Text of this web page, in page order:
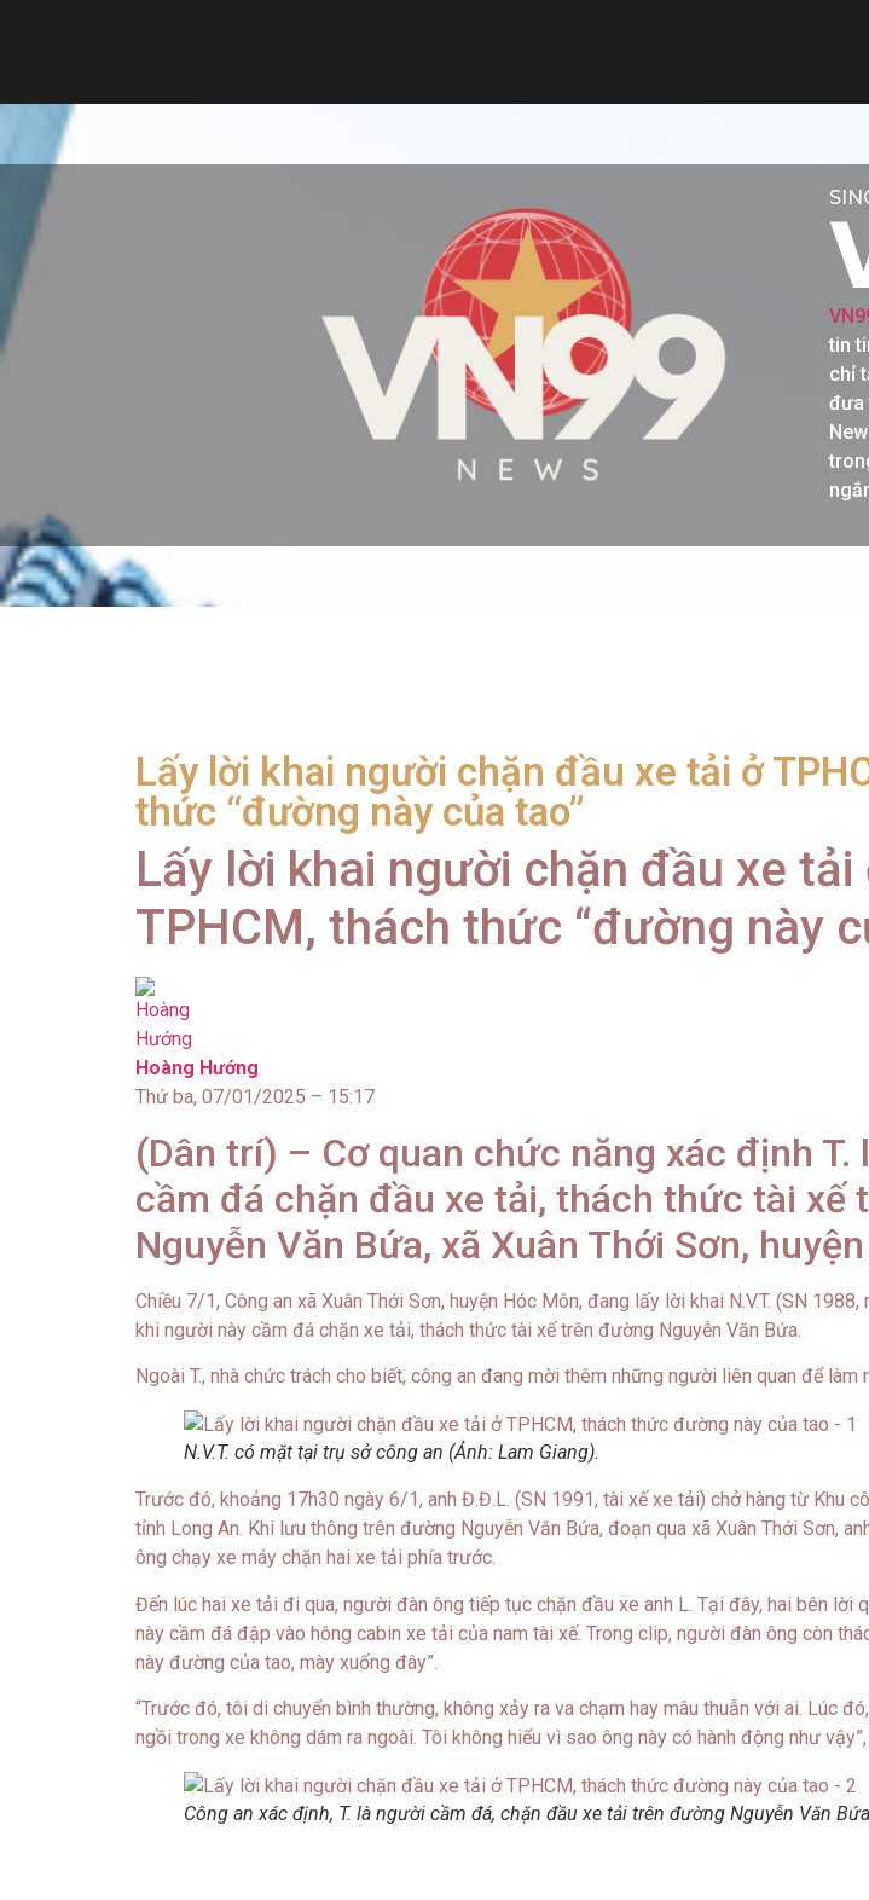
tin
chỉ
đưa
Lấy lời khai người chặn đầu xe tải ở
thức “đường này của tao”
Lấy lời khai người chặn đầu xe tải
TPHCM, thách thức “đường này
Hoàng Hướng
Thứ ba, 07/01/2025 – 15:17
(Dân trí) – Cơ quan chức năng xác định T.
cầm đá chặn đầu xe tải, thách thức tài xế
Nguyễn Văn Bứa, xã Xuân Thới Sơn,
Chiều 7/1, Công an xã Xuân Thới Sơn, huyện Hóc Môn, đang lấy lời khai N.V.T. (SN
khi người này cầm đá chặn xe tải, thách thức tài xế trên đường Nguyễn Văn Bứa.
Ngoài T., nhà chức trách cho biết, công an đang mời thêm những người liên quan để làm
N.V.T. có mặt tại trụ sở công an (Ảnh: Lam Giang).
Trước đó, khoảng 17h30 ngày 6/1, anh Đ.Đ.L. (SN 1991, tài xế xe tải) chở hàng từ Khu
tỉnh Long An. Khi lưu thông trên đường Nguyễn Văn Bứa, đoạn qua xã Xuân Thới Sơn,
ông chạy xe máy chặn hai xe tải phía trước.
Đến lúc hai xe tải đi qua, người đàn ông tiếp tục chặn đầu xe anh L. Tại đây, hai bên lời
này cầm đá đập vào hông cabin xe tải của nam tài xế. Trong clip, người đàn ông còn
này đường của tao, mày xuống đây”.
“Trước đó, tôi di chuyển bình thường, không xảy ra va chạm hay mâu thuẫn với ai. Lúc
ngồi trong xe không dám ra ngoài. Tôi không hiểu vì sao ông này có hành động như vậy”,
Công an xác định, T. là người cầm đá, chặn đầu xe tải trên đường Nguyễn Văn